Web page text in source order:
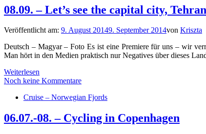
08.09. – Let’s see the capital city, Tehran
Veröffentlicht am: 9. August 20149. September 2014von Kriszta
Deutsch – Magyar – Foto Es ist eine Premiere für uns – wir
Man hört in den Medien praktisch nur Negatives über dieses
Weiterlesen
Noch keine Kommentare
Cruise – Norwegian Fjords
06.07.-08. – Cycling in Copenhagen